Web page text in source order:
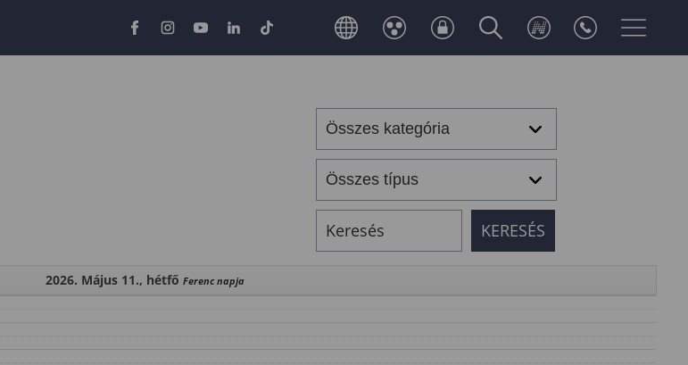
2026. Május 11., hétfő Ferenc napja